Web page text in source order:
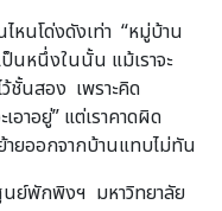
หนโด่งดังเท่า “หมู่บ้าน
นหนึ่งในนั้น แม้เราจะ
ชั้นสอง เพราะคิด
อาอยู่” แต่เราคาดผิด
ายออกจากบ้านแทบไม่ทัน
ย์พักพิงฯ มหาวิทยาลัย